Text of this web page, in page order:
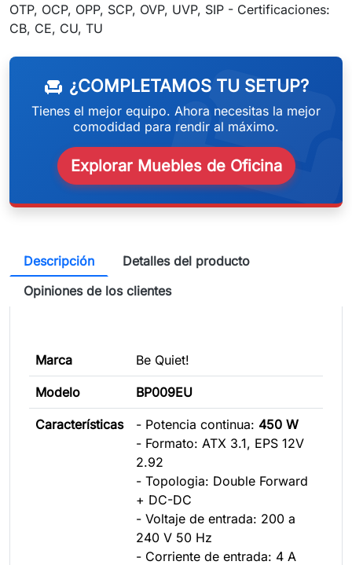
OTP, OCP, OPP, SCP, OVP, UVP, SIP - Certificaciones:
CB, CE, CU, TU
chair ¿COMPLETAMOS TU SETUP?
Tienes el mejor equipo. Ahora necesitas la mejor
comodidad para rendir al máximo.
Explorar Muebles de Oficina
Descripción
Detalles del producto
Opiniones de los clientes
Marca Be Quiet!
Modelo BP009EU
Características - Potencia continua: 450 W
- Formato: ATX 3.1, EPS 12V
2.92
- Topologia: Double Forward
+ DC-DC
- Voltaje de entrada: 200 a
240 V 50 Hz
- Corriente de entrada: 4 A